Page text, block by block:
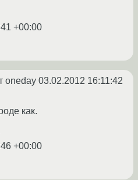
+00:00
oneday 03.02.2012 16:11:42
как.
+00:00